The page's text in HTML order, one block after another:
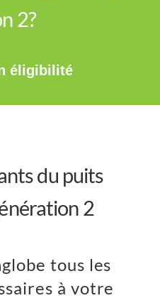
2?
éligibilité
du puits
2
tous les
à votre